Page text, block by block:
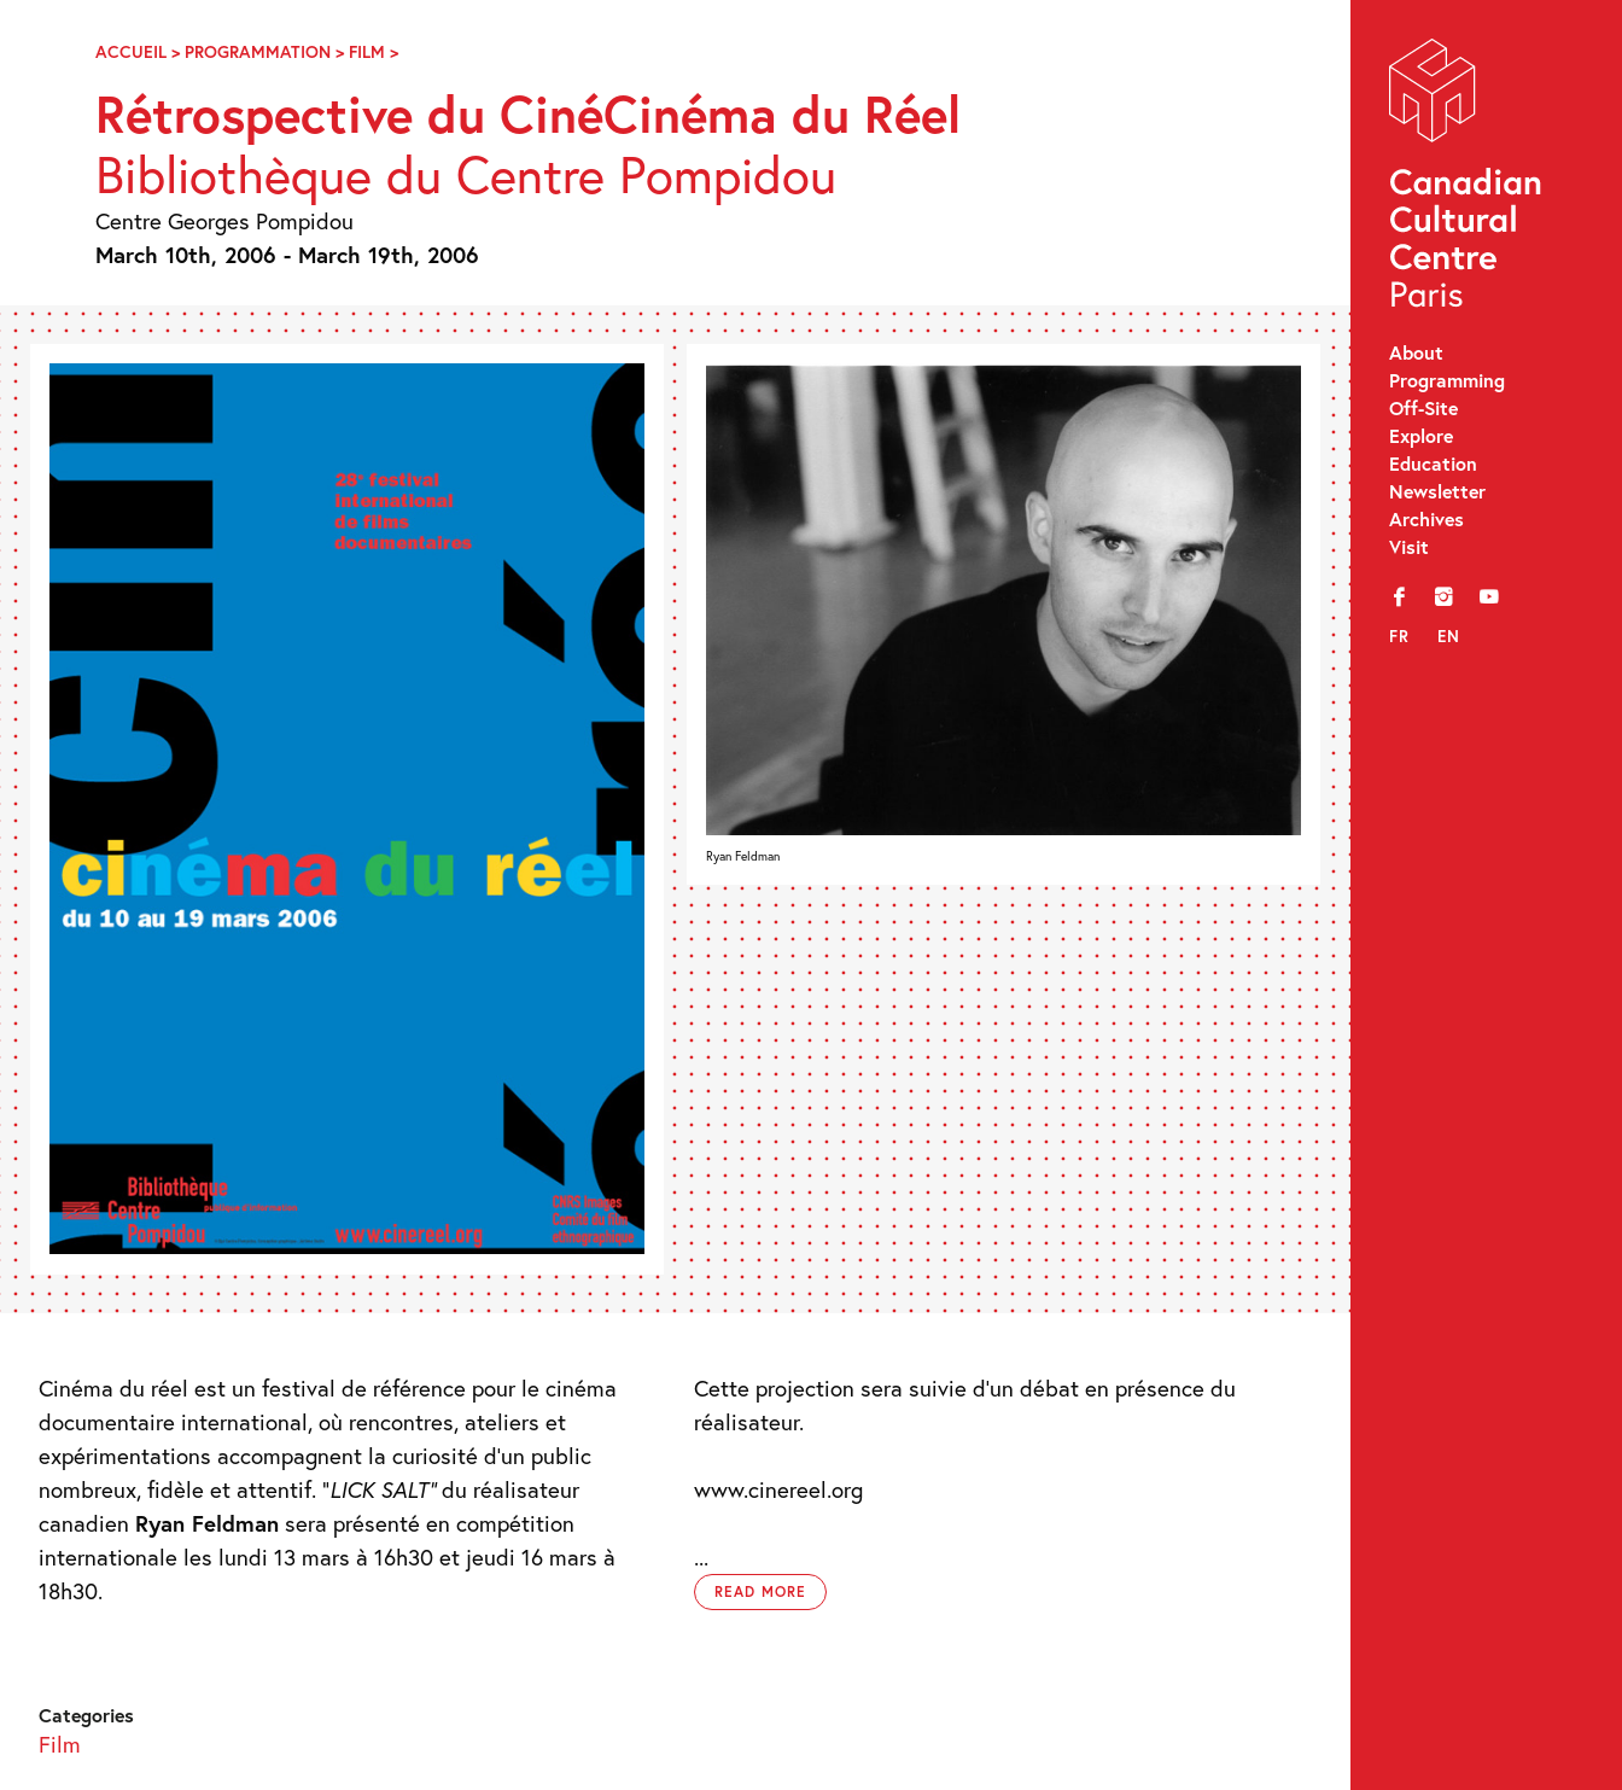
Navigation
About
Programming
Off-Site
Explore
Education
Newsletter
Archives
Visit
f i y
FR EN
ACCUEIL > PROGRAMMATION > FILM >RÉTROSPECTIVE
CINÉCINÉMA
DU
RÉEL
Rétrospective du CinéCinéma du Réel
Bibliothèque du Centre Pompidou
Centre Georges Pompidou
March 10th, 2006 - March 19th, 2006
Ryan Feldman
Cinéma du réel est un festival de référence pour le cinéma
documentaire international, où rencontres, ateliers et
expérimentations accompagnent la curiosité d’un public
nombreux, fidèle et attentif. “LICK SALT”du réalisateur
canadien Ryan Feldman sera présenté en compétition
internationale les lundi 13 mars à 16h30 et jeudi 16 mars à
18h30.
Cette projection sera suivie d’un débat en présence du
réalisateur.
www.cinereel.org
...
READ MORE
Categories
Film